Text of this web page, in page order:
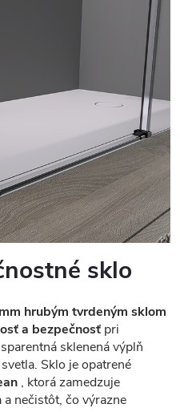
sklo
hrubým tvrdeným sklom
a bezpečnosť pri
sklenená výplň
Sklo je opatrené
, ktorá zamedzuje
nečistôt, čo výrazne